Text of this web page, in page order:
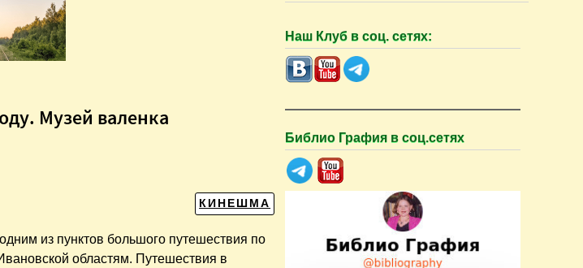
Музей валенка
КИНЕШМА
из пунктов большого путешествия по
областям. Путешествия в
к
Наш Клуб в соц. сетях:
Библио Графия в соц.сетях